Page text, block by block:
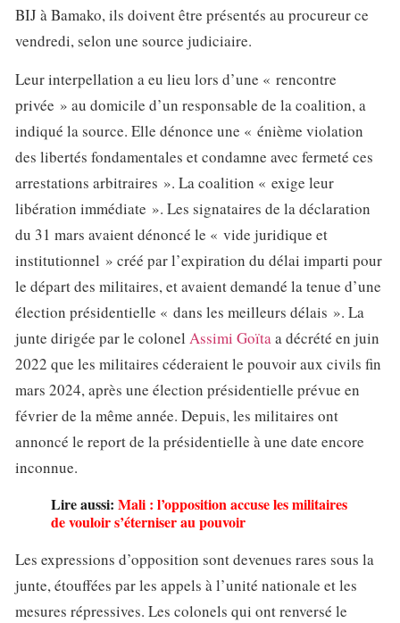
BIJ à Bamako, ils doivent être présentés au procureur ce
vendredi, selon une source judiciaire.
Leur interpellation a eu lieu lors d’une « rencontre
privée » au domicile d’un responsable de la coalition, a
indiqué la source. Elle dénonce une « énième violation
des libertés fondamentales et condamne avec fermeté ces
arrestations arbitraires ». La coalition « exige leur
libération immédiate ». Les signataires de la déclaration
du 31 mars avaient dénoncé le « vide juridique et
institutionnel » créé par l’expiration du délai imparti pour
le départ des militaires, et avaient demandé la tenue d’une
élection présidentielle « dans les meilleurs délais ». La
junte dirigée par le colonel Assimi Goïtaa décrété en juin
2022 que les militaires céderaient le pouvoir aux civils fin
mars 2024, après une élection présidentielle prévue en
février de la même année. Depuis, les militaires ont
annoncé le report de la présidentielle à une date encore
inconnue.
Lire aussi: Mali : l’opposition accuse les militaires
de vouloir s’éterniser au pouvoir
Les expressions d’opposition sont devenues rares sous la
junte, étouffées par les appels à l’unité nationale et les
mesures répressives. Les colonels qui ont renversé le